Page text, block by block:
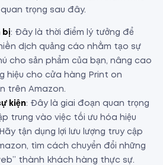
trọng sau đây.
bị: Đây là thời điểm lý tưởng để
dịch quảng cáo nhằm tạo sự
cho sản phẩm của bạn, nâng cao
hiệu cho cửa hàng Print on
trên Amazon.
kiện: Đây là giai đoạn quan trọng
trung vào việc tối ưu hóa hiệu
tận dụng lợi lưu lượng truy cập
tìm cách chuyển đổi những
thành khách hàng thực sự.